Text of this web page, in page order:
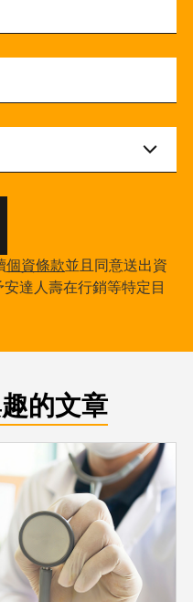
個資條款並且同意送出資
達人壽在行銷等特定目
的文章